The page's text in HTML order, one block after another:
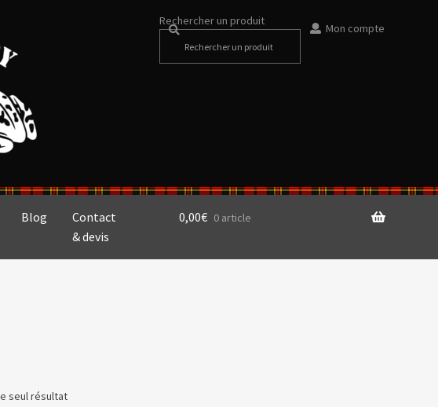
Mon compte
Rechercher un produit
Blog
Contact
& devis
0,00€ 0 article
seul résultat